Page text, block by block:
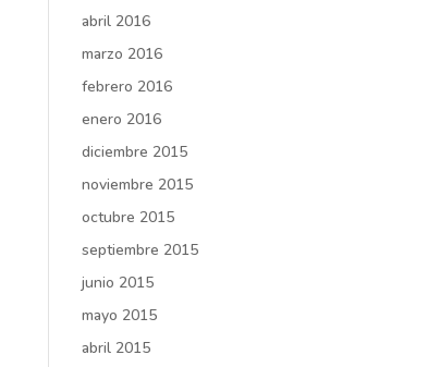
abril 2016
marzo 2016
febrero 2016
enero 2016
diciembre 2015
noviembre 2015
octubre 2015
septiembre 2015
junio 2015
mayo 2015
abril 2015